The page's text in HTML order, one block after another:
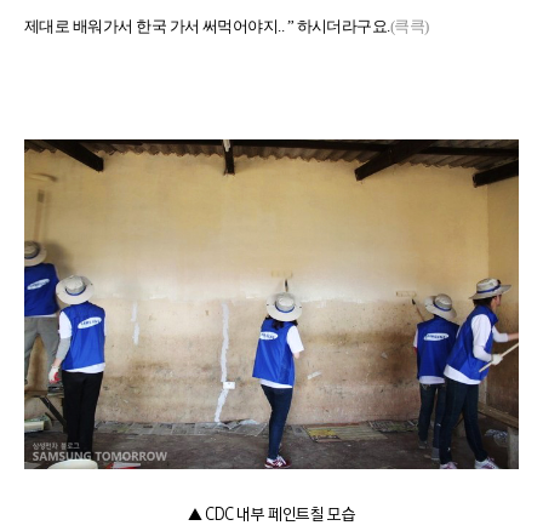
제대로 배워가서 한국 가서 써먹어야지.. ” 하시더라구요.(큭큭)
▲ CDC 내부 페인트칠 모습